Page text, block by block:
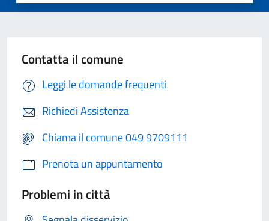
Contatta il comune
Leggi le domande frequenti
Richiedi Assistenza
Chiama il comune 049 9709111
Prenota un appuntamento
Problemi in città